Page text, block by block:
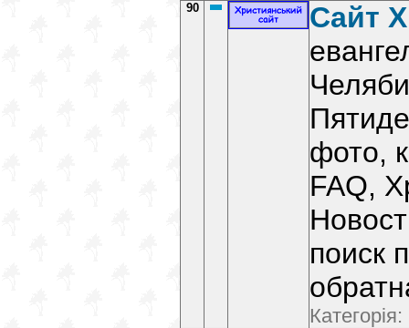
90
Сайт
фото,
FAQ,
поиск
Категорія: